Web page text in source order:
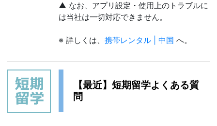
▲ なお、アプリ設定・使用上のトラブルに
は当社は一切対応できません。
※ 詳しくは、 携帯レンタル | 中国 へ。
【最近】短期留学よくある質
問